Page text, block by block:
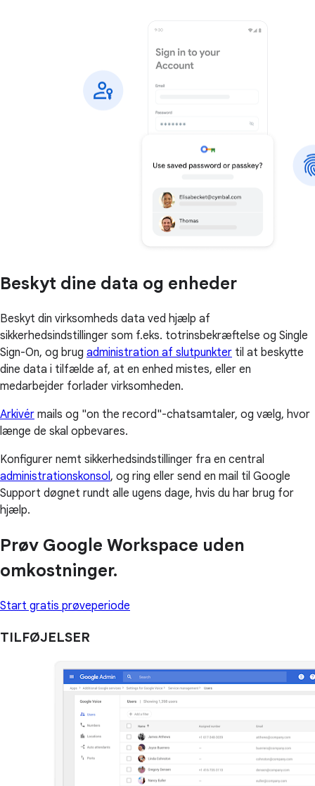
Beskyt dine data og enheder
Beskyt din virksomheds data ved hjælp af
sikkerhedsindstillinger som f.eks. totrinsbekræftelse og Single
Sign-On, og brug administration af slutpunkter til at beskytte
dine data i tilfælde af, at en enhed mistes, eller en
medarbejder forlader virksomheden.
Arkivér mails og "on the record"-chatsamtaler, og vælg, hvor
længe de skal opbevares.
Konfigurer nemt sikkerhedsindstillinger fra en central
administrationskonsol, og ring eller send en mail til Google
Support døgnet rundt alle ugens dage, hvis du har brug for
hjælp.
Prøv Google Workspace uden
omkostninger.
Start gratis prøveperiode
TILFØJELSER